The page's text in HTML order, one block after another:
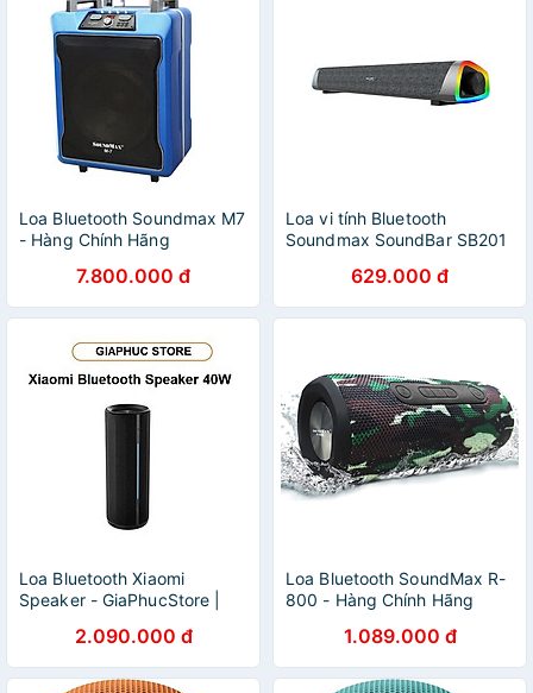
Loa Bluetooth Soundmax M7
- Hàng Chính Hãng
7.800.000 đ
Loa vi tính Bluetooth
Soundmax SoundBar SB201
Hàng Chính Hãng
629.000 đ
Loa Bluetooth Xiaomi
Speaker - GiaPhucStore |
2.090.000 đ
Loa Bluetooth SoundMax R-
800 - Hàng Chính Hãng
1.089.000 đ